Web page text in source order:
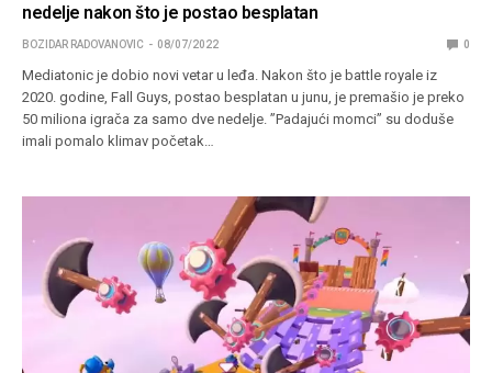
nedelje nakon što je postao besplatan
BOZIDAR RADOVANOVIC 08/07/2022 0
Mediatonic je dobio novi vetar u leđa. Nakon što je battle royale iz
2020. godine, Fall Guys, postao besplatan u junu, je premašio je preko
50 miliona igrača za samo dve nedelje. ”Padajući momci” su doduše
imali pomalo klimav početak…